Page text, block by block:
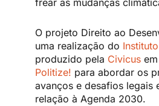
frear as mudanças
O projeto Direito ao
uma realização do
produzido pela Civicus
Politize! para abordar os
avanços e desafios legais
relação à Agenda 2030.